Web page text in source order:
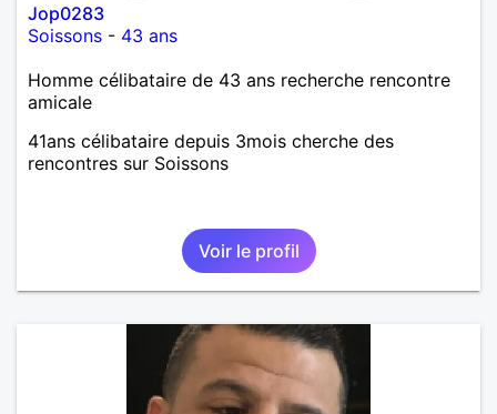
Jop0283
Soissons - 43 ans
Homme célibataire de 43 ans recherche rencontre
amicale
41ans célibataire depuis 3mois cherche des
rencontres sur Soissons
Voir le profil